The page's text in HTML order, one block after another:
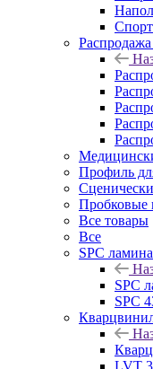
Профиль
Пробковые
Все товары
Все
SPC
SPC
SPC
LVT